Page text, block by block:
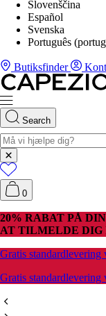
Slovenščina
Español
Svenska
Português
Butiksfinder
Search
0
20% RABAT PÅ
AT TILMELDE DIG
Gratis standardlevering
Gratis standardlevering